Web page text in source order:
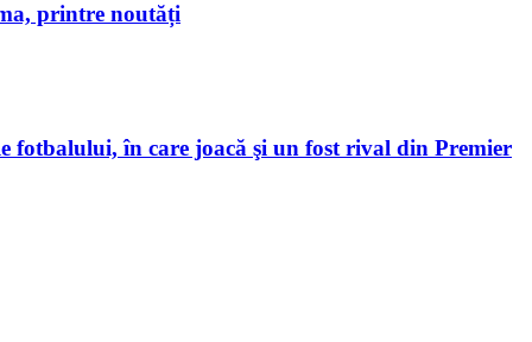
printre noutăți
fotbalului, în care joacă şi un fost rival din Premier